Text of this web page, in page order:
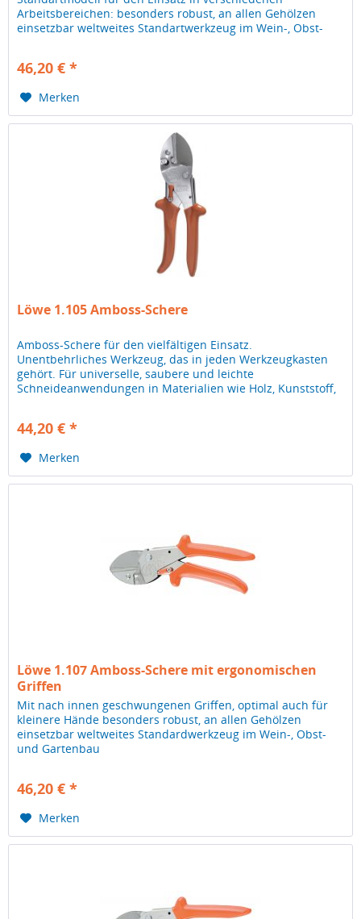
Arbeitsbereichen: besonders robust, an allen Gehölzen
einsetzbar weltweites Standartwerkzeug im Wein-, Obst-
46,20 € *
Merken
Löwe 1.105 Amboss-Schere
Amboss-Schere für den vielfältigen Einsatz.
Unentbehrliches Werkzeug, das in jeden Werkzeugkasten
gehört. Für universelle, saubere und leichte
Schneideanwendungen in Materialien wie Holz, Kunststoff,
44,20 € *
Merken
Löwe 1.107 Amboss-Schere mit ergonomischen
Griffen
Mit nach innen geschwungenen Griffen, optimal auch für
kleinere Hände besonders robust, an allen Gehölzen
einsetzbar weltweites Standardwerkzeug im Wein-, Obst-
und Gartenbau
46,20 € *
Merken